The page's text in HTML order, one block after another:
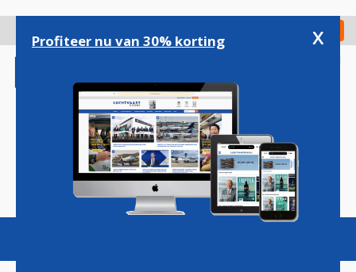
gaan
Check in
Magazine Podcasts Vacatures
Profiteer nu van 30% korting x